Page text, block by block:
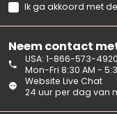
Neem contact
Website Live Chat
24 uur per dag van
USA: 1-866-573-4920
Mon-Fri 8:30 AM -
Ik ga akkoord met de